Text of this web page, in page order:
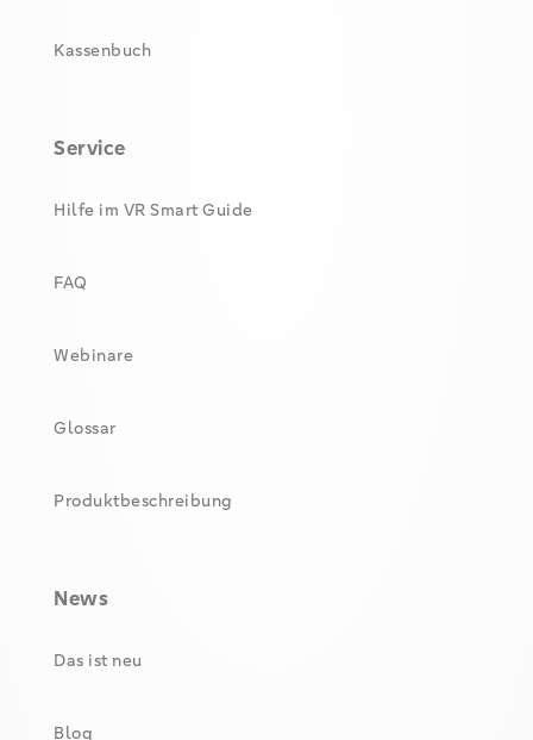
Kassenbuch
Service
Hilfe im VR Smart Guide
FAQ
Webinare
Glossar
Produktbeschreibung
News
Das ist neu
Blog